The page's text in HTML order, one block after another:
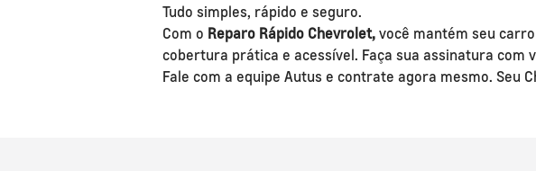
Tudo simples, rápido e seguro.
Com o Reparo Rápido Chevrolet,você mantém seu
cobertura prática e acessível. Faça sua assinatura com
Fale com a equipe Autus e contrate agora mesmo. Seu